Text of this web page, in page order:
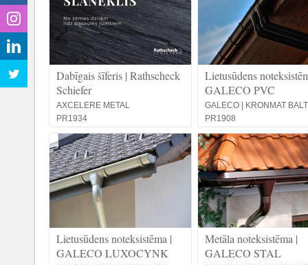
Dabīgais šīferis | Rathscheck
Schiefer
AXCELERE METAL
PR1934
Lietusūdens
GALECO PVC
GALECO | KRONMAT
PR1908
Lietusūdens noteksistēma |
GALECO LUXOCYNK
Metāla noteksistēma |
GALECO STAL